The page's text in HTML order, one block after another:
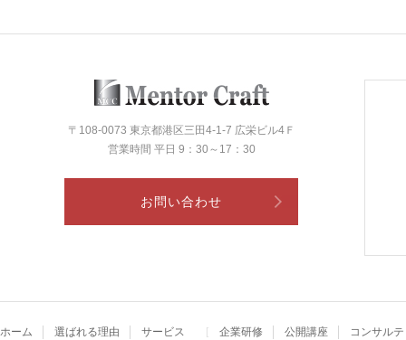
〒108-0073 東京都港区三田4-1-7 広栄ビル4Ｆ
営業時間 平日 9：30～17：30
お問い合わせ
ホーム 選ばれる理由 サービス 企業研修 公開講座 コンサル